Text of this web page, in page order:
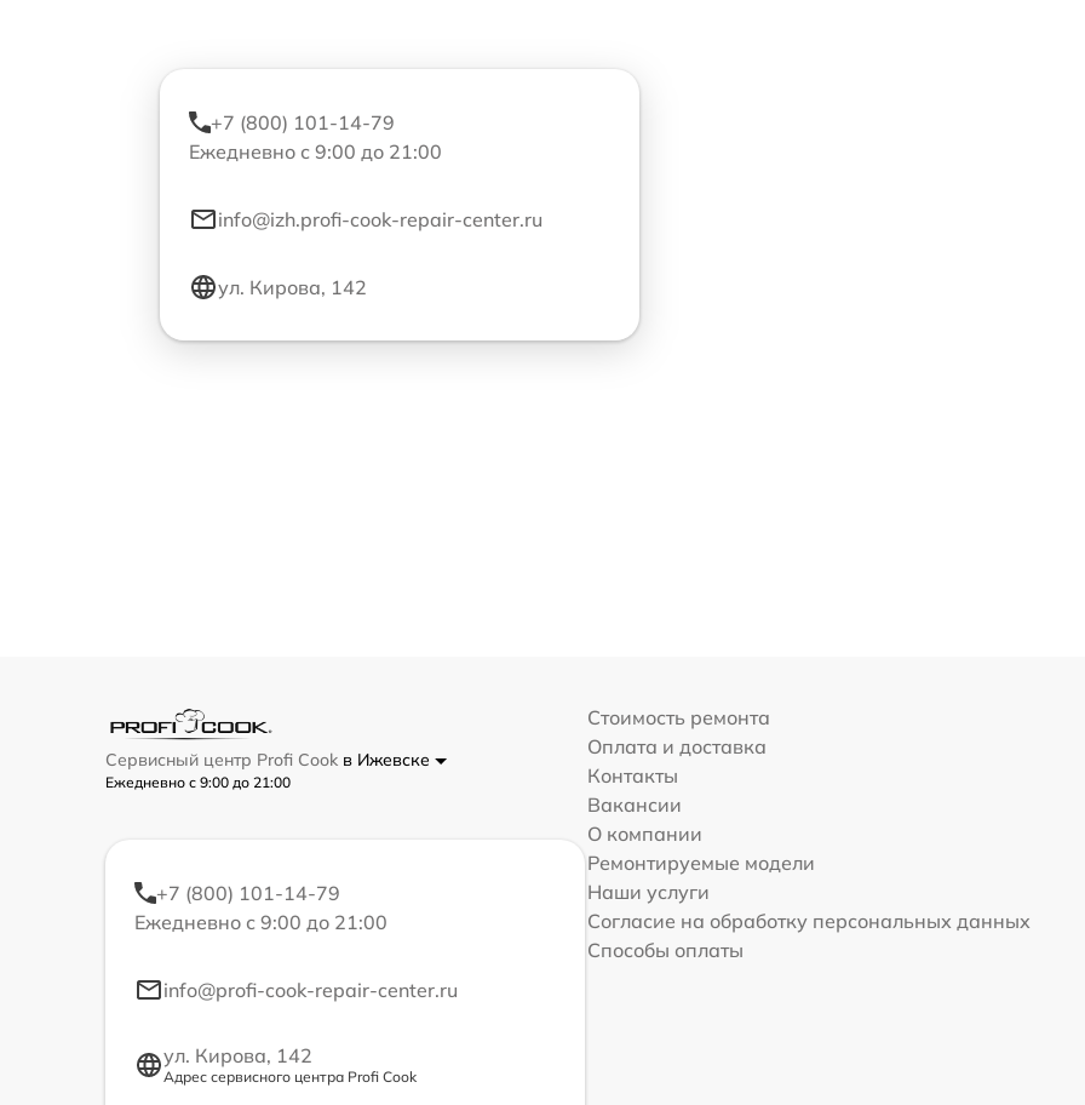
+7 (800) 101-14-79
Ежедневно с 9:00 до 21:00
info@izh.profi-cook-repair-center.ru
ул. Кирова, 142
Сервисный центр Profi Cook в Ижевске
Ежедневно с 9:00 до 21:00
+7 (800) 101-14-79
Ежедневно с 9:00 до 21:00
info@profi-cook-repair-center.ru
ул. Кирова, 142
Адрес сервисного центра Profi Cook
Стоимость ремонта
Оплата и доставка
Контакты
Вакансии
О компании
Ремонтируемые модели
Наши услуги
Согласие на обработку персональных данных
Способы оплаты